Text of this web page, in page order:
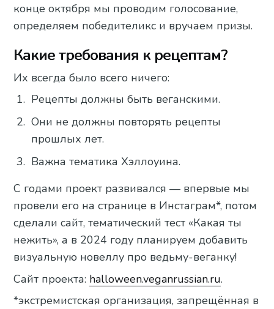
конце октября мы проводим голосование,
определяем победителикс и вручаем призы.
Какие требования к рецептам?
Их всегда было всего ничего:
Рецепты должны быть веганскими.
Они не должны повторять рецепты
прошлых лет.
Важна тематика Хэллоуина.
С годами проект развивался — впервые мы
провели его на странице в Инстаграм*, потом
сделали сайт, тематический тест «Какая ты
нежить», а в 2024 году планируем добавить
визуальную новеллу про ведьму-веганку!
Сайт проекта: halloween.veganrussian.ru.
*экстремистская организация, запрещённая в